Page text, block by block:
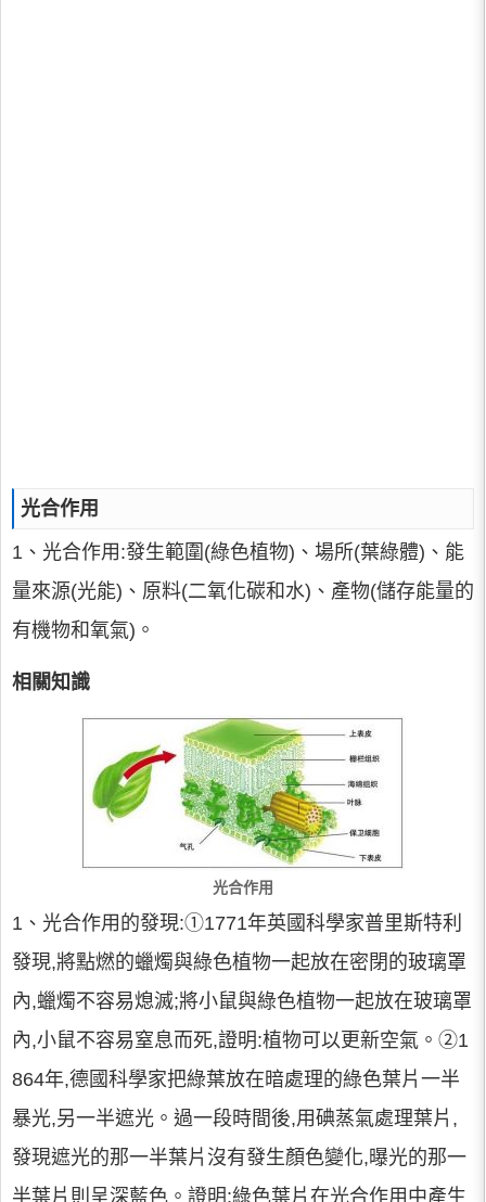
光合作用
1、光合作用:發生範圍(綠色植物)、場所(葉綠體)、能
量來源(光能)、原料(二氧化碳和水)、產物(儲存能量的
有機物和氧氣)。
相關知識
光合作用
1、光合作用的發現:①1771年英國科學家普里斯特利
發現,將點燃的蠟燭與綠色植物一起放在密閉的玻璃罩
內,蠟燭不容易熄滅;將小鼠與綠色植物一起放在玻璃罩
內,小鼠不容易窒息而死,證明:植物可以更新空氣。②1
864年,德國科學家把綠葉放在暗處理的綠色葉片一半
暴光,另一半遮光。過一段時間後,用碘蒸氣處理葉片,
發現遮光的那一半葉片沒有發生顏色變化,曝光的那一
半葉片則呈深藍色。證明:綠色葉片在光合作用中產生